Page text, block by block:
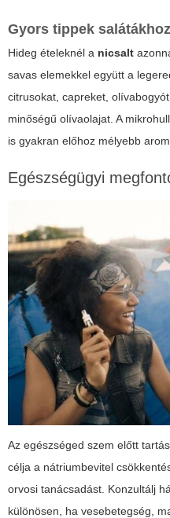
Gyors tippek
Hideg ételeknél a nicsalt
savas elemekkel együtt a
citrusokat, capreket,
minőségű olívaolajat. A
is gyakran előhoz mélyebb
Egészségügyi
Az egészséged szem előtt
célja a nátriumbevitel
orvosi tanácsadást. Konzultálj
különösen, ha vesebetegség,